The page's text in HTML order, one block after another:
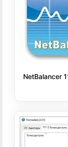
NetBalancer